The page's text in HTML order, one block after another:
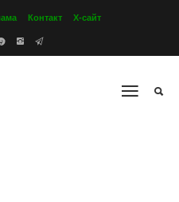
Контакт Х-сайт